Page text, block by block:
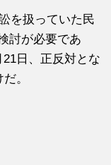
を扱っていた民
討が必要であ
日、正反対とな
。